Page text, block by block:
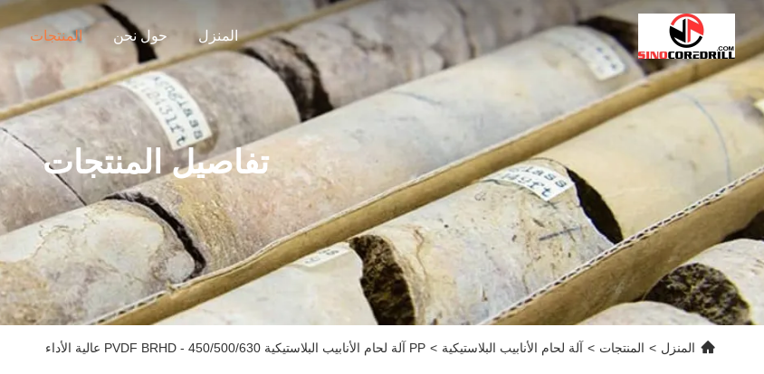
المنزل حول نحن المنتجات
تفاصيل المنتجات
المنزل > المنتجات > آلة لحام الأنابيب البلاستيكية > PP آلة لحام الأنابيب البلاستيكية PVDF BRHD - 450/500/630 عالية الأداء